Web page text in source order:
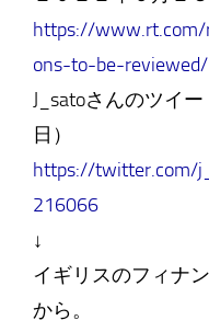
https://
ons-to-be-reviewed/
J_satoさんのツイ
日）
https://twitter.com/
216066
↓
イギリスのフィナ
から。